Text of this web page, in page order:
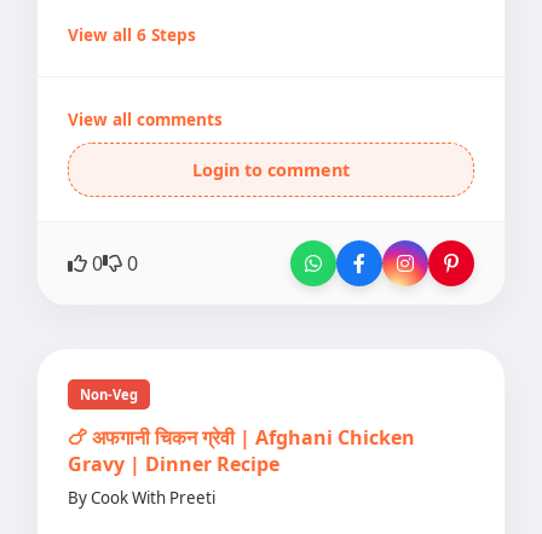
View all 6 Steps
View all comments
Login to comment
0 0
Non-Veg
🍗 अफगानी चिकन ग्रेवी | Afghani Chicken
Gravy | Dinner Recipe
By Cook With Preeti